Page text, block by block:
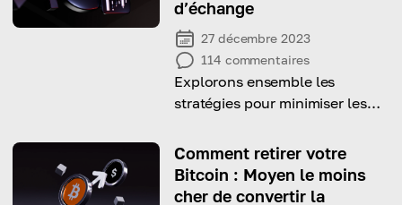
d’échange
27 décembre 2023
114 commentaires
Explorons ensemble les
stratégies pour minimiser les
une plateforme crypto avec les
commissions les plus basses !
Comment retirer votre
Bitcoin : Moyen le moins
cher de convertir la